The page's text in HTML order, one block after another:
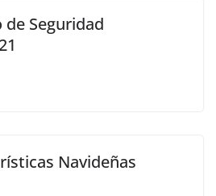
Seguridad
Navideñas